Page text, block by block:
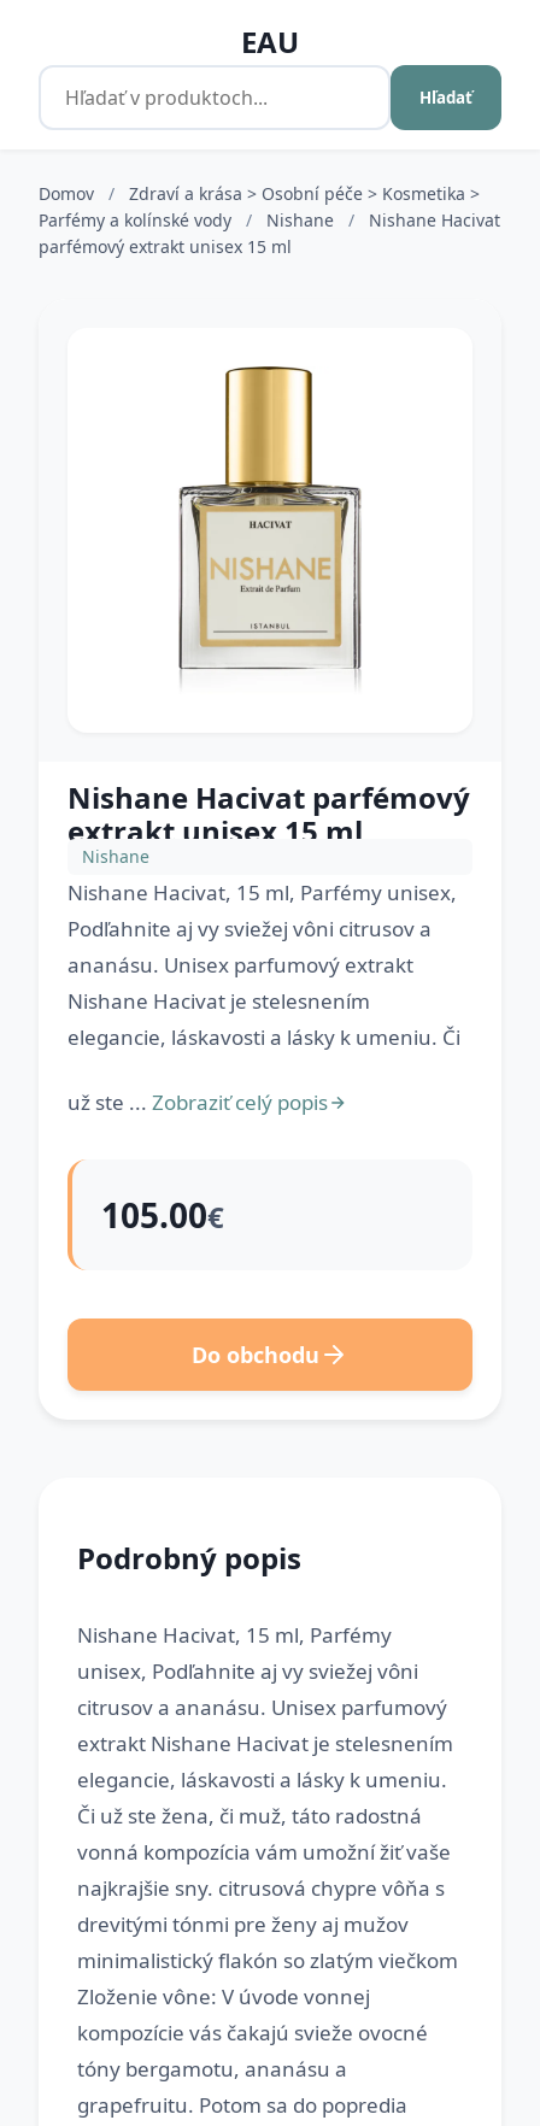
EAU
Hľadať
Domov /
Zdraví a krása > Osobní péče > Kosmetika >
Parfémy a kolínské vody
/ Nishane /
Nishane Hacivat
parfémový extrakt unisex 15 ml
Nishane Hacivat parfémový
extrakt unisex 15 ml
Nishane
Nishane Hacivat, 15 ml, Parfémy unisex,
Podľahnite aj vy sviežej vôni citrusov a
ananásu. Unisex parfumový extrakt
Nishane Hacivat je stelesnením
elegancie, láskavosti a lásky k umeniu. Či
už ste ... Zobraziť celý popis
105.00€
Do obchodu
Podrobný popis
Nishane Hacivat, 15 ml, Parfémy
unisex, Podľahnite aj vy sviežej vôni
citrusov a ananásu. Unisex parfumový
extrakt Nishane Hacivat je stelesnením
elegancie, láskavosti a lásky k umeniu.
Či už ste žena, či muž, táto radostná
vonná kompozícia vám umožní žiť vaše
najkrajšie sny. citrusová chypre vôňa s
drevitými tónmi pre ženy aj mužov
minimalistický flakón so zlatým viečkom
Zloženie vône: V úvode vonnej
kompozície vás čakajú svieže ovocné
tóny bergamotu, ananásu a
grapefruitu. Potom sa do popredia